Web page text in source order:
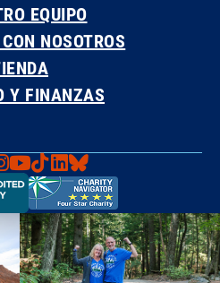
EQUIPO
NOSOTROS
Y FINANZAS
YouTube
TikTok
LinkedIn
Bluesky